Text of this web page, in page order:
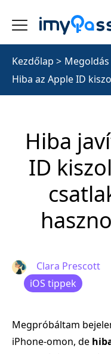
Kezdőlap > Megoldás
Hiba az Apple ID
Hiba
ID
Clara Prescott
iOS tippek
Megpróbáltam
iPhone-omon, de